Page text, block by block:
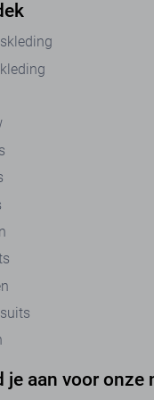
je aan voor onze